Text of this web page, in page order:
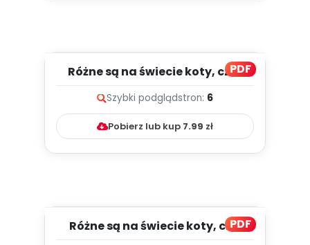
PDF
Różne są na świecie koty, cz. 2
Szybki podglądstron: 6
Pobierz lub kup 7.99 zł
PDF
Różne są na świecie koty, cz. 1